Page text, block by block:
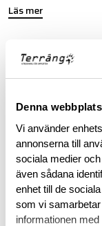
Denna
Vi använder
annonserna till
sociala medier
även sådana
enhet till de
som vi
informationen
Läs mer
FINNS I FÖLJANDE
BESKRIVNING
RECENSIONER